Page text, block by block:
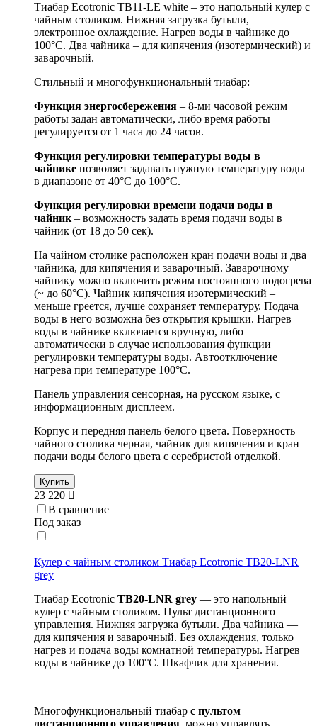
Тиабар Ecotronic TB11-LE white – это напольный кулер с
чайным столиком. Нижняя загрузка бутыли,
электронное охлаждение. Нагрев воды в чайнике до
100°С. Два чайника – для кипячения (изотермический) и
заварочный.
Стильный и многофункциональный тиабар:
Функция энергосбережения – 8-ми часовой режим
работы задан автоматически, либо время работы
регулируется от 1 часа до 24 часов.
Функция регулировки температуры воды в
чайнике позволяет задавать нужную температуру воды
в диапазоне от 40°С до 100°С.
Функция регулировки времени подачи воды в
чайник – возможность задать время подачи воды в
чайник (от 18 до 50 сек).
На чайном столике расположен кран подачи воды и два
чайника, для кипячения и заварочный. Заварочному
чайнику можно включить режим постоянного подогрева
(~ до 60°С). Чайник кипячения изотермический –
меньше греется, лучше сохраняет температуру. Подача
воды в него возможна без открытия крышки. Нагрев
воды в чайнике включается вручную, либо
автоматически в случае использования функции
регулировки температуры воды. Автоотключение
нагрева при температуре 100°С.
Панель управления сенсорная, на русском языке, с
информационным дисплеем.
Корпус и передняя панель белого цвета. Поверхность
чайного столика черная, чайник для кипячения и кран
подачи воды белого цвета с серебристой отделкой.
Купить
23 220
В сравнение
Под заказ
Кулер с чайным столиком Тиабар Ecotronic TB20-LNR
grey
Тиабар Ecotronic TB20-LNR grey — это напольный
кулер с чайным столиком. Пульт дистанционного
управления. Нижняя загрузка бутыли. Два чайника —
для кипячения и заварочный. Без охлаждения, только
нагрев и подача воды комнатной температуры. Нагрев
воды в чайнике до 100°С. Шкафчик для хранения.
Многофункциональный тиабар с пультом